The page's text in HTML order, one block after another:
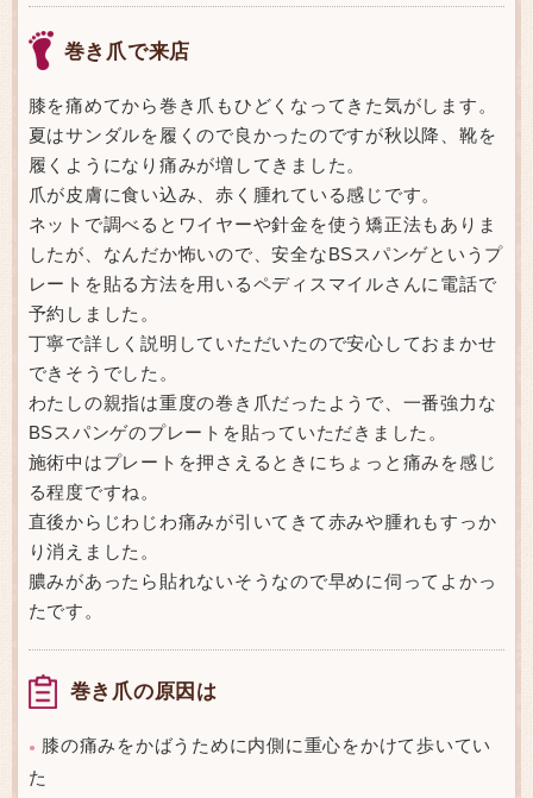
巻き爪で来店
膝を痛めてから巻き爪もひどくなってきた気がします。
夏はサンダルを履くので良かったのですが秋以降、靴を
履くようになり痛みが増してきました。
爪が皮膚に食い込み、赤く腫れている感じです。
ネットで調べるとワイヤーや針金を使う矯正法もありま
したが、なんだか怖いので、安全なBSスパンゲというプ
レートを貼る方法を用いるペディスマイルさんに電話で
予約しました。
丁寧で詳しく説明していただいたので安心しておまかせ
できそうでした。
わたしの親指は重度の巻き爪だったようで、一番強力な
BSスパンゲのプレートを貼っていただきました。
施術中はプレートを押さえるときにちょっと痛みを感じ
る程度ですね。
直後からじわじわ痛みが引いてきて赤みや腫れもすっか
り消えました。
膿みがあったら貼れないそうなので早めに伺ってよかっ
たです。
巻き爪の原因は
●
膝の痛みをかばうために内側に重心をかけて歩いてい
た